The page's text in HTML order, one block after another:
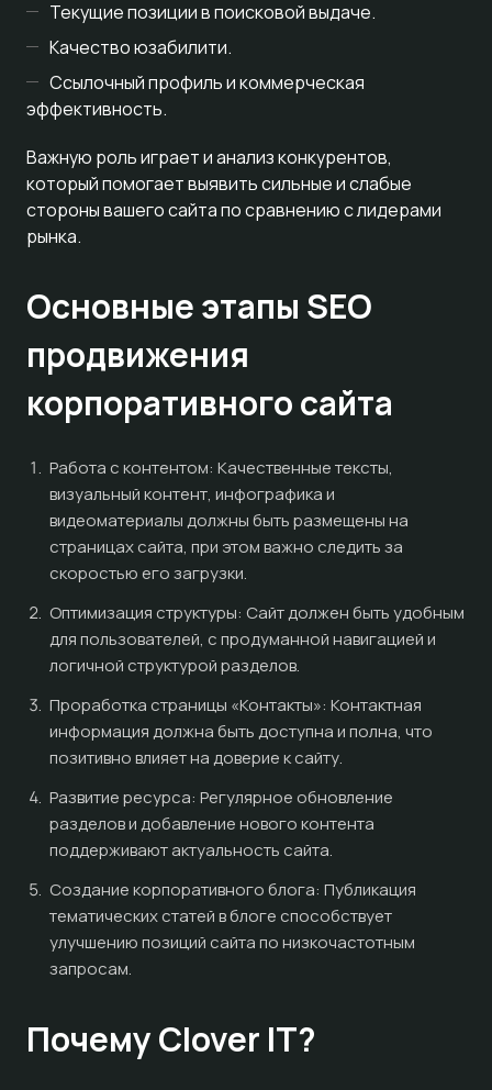
Текущие позиции в поисковой выдаче.
Качество юзабилити.
Ссылочный профиль и коммерческая
эффективность.
Важную роль играет и анализ конкурентов,
который помогает выявить сильные и слабые
стороны вашего сайта по сравнению с лидерами
рынка.
Основные этапы SEO
продвижения
корпоративного сайта
Работа с контентом: Качественные тексты,
визуальный контент, инфографика и
видеоматериалы должны быть размещены на
страницах сайта, при этом важно следить за
скоростью его загрузки.
Оптимизация структуры: Сайт должен быть удобным
для пользователей, с продуманной навигацией и
логичной структурой разделов.
Проработка страницы «Контакты»: Контактная
информация должна быть доступна и полна, что
позитивно влияет на доверие к сайту.
Развитие ресурса: Регулярное обновление
разделов и добавление нового контента
поддерживают актуальность сайта.
Создание корпоративного блога: Публикация
тематических статей в блоге способствует
улучшению позиций сайта по низкочастотным
запросам.
Почему Clover IT?